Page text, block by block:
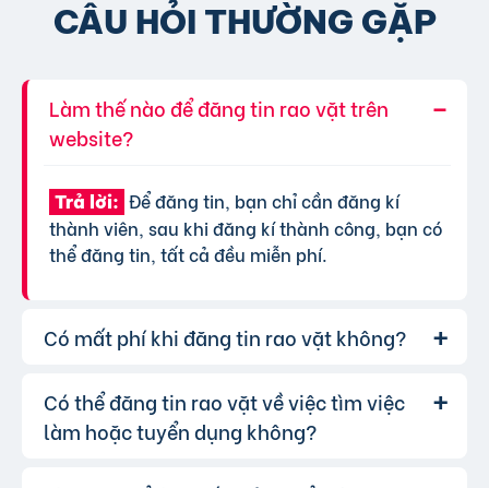
CÂU HỎI THƯỜNG GẶP
Làm thế nào để đăng tin rao vặt trên
website?
Trả lời: Để đăng tin, bạn chỉ cần đăng kí
thành viên, sau khi đăng kí thành công, bạn có
thể đăng tin, tất cả đều miễn phí.
Có mất phí khi đăng tin rao vặt không?
Trả lời: Chúng tôi cung cấp gói đăng tin miễn
phí cơ bản cho tất cả người dùng. Tuy nhiên, để
thị, bạn có thể lựa chọn các gói dịch vụ nâng
Có thể đăng tin rao vặt về việc tìm việc
làm hoặc tuyển dụng không?